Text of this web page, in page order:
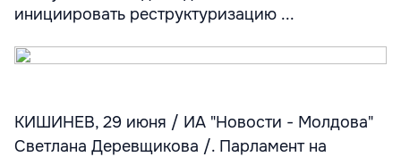
инициировать реструктуризацию ...
КИШИНЕВ, 29 июня / ИА "Новости - Молдова"
Светлана Деревщикова /. Парламент на